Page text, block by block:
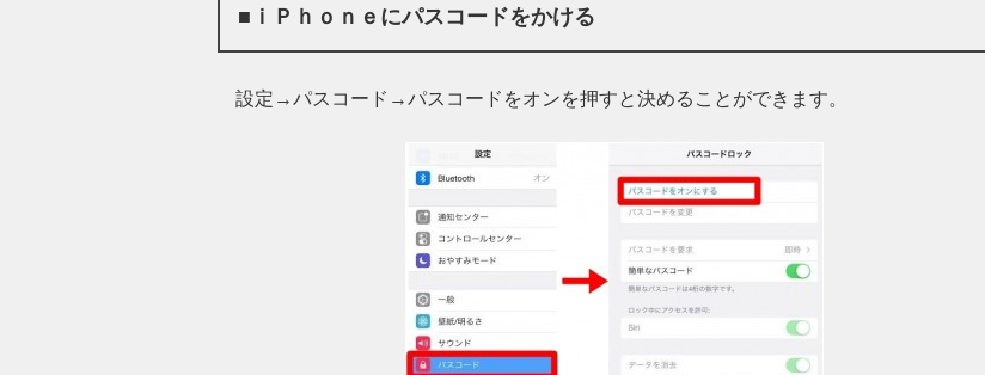
■ｉＰｈｏｎｅにパスコードをかける
設定→パスコード→パスコードをオンを押すと決めることができます。